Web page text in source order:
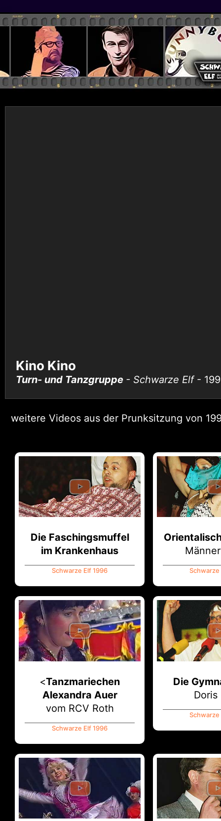
Kino Kino
Turn- und Tanzgruppe - Schwarze Elf -
weitere Videos aus der Prunksitzung von
Die Faschingsmuffel
im Krankenhaus
Schwarze Elf 1996 Schwarze
<Tanzmariechen
Alexandra Auer
vom RCV Roth
Schwarze Elf 1996
Die
Doris
Schwarze